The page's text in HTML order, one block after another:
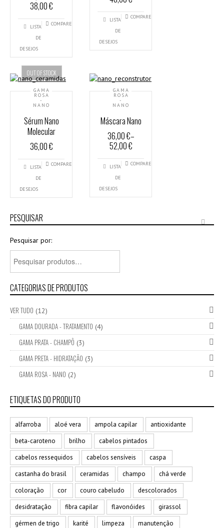
38,00 €
LISTA
DE
DESEJOS
COMPARE
LISTA
DE
DESEJOS
COMPARE
OUT OF STOCK
GAMA
ROSA
-
NANO
Sérum Nano
Molecular
36,00 €
LISTA
DE
DESEJOS
COMPARE
GAMA
ROSA
-
NANO
Máscara Nano
36,00 €–
52,00 €
LISTA
DE
DESEJOS
COMPARE
PESQUISAR
Pesquisar por:
CATEGORIAS DE PRODUTOS
VER TUDO (12)
GAMA DOURADA - TRATAMENTO (4)
GAMA PRATA - CHAMPÔ (3)
GAMA PRETA - HIDRATAÇÃO (3)
GAMA ROSA - NANO (2)
ETIQUETAS DO PRODUTO
alfarroba aloé vera ampola capilar
antioxidante
beta-caroteno
brilho
cabelos pintados
cabelos ressequidos
cabelos sensíveis
caspa
castanha do brasil
ceramidas champo
chá verde
coloração
cor couro cabeludo
descolorados
desidratação
fibra capilar flavonóides
girassol
gérmen de trigo
karité limpeza
manutenção